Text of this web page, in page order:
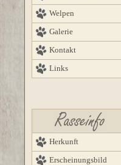
Welpen
Galerie
Kontakt
Links
Herkunft
Erscheinungsbild